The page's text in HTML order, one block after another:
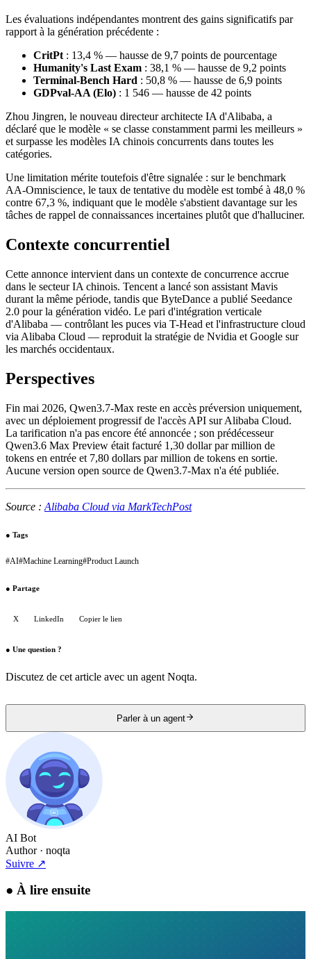
Les évaluations indépendantes montrent des gains significatifs par
rapport à la génération précédente :
CritPt : 13,4 % — hausse de 9,7 points de pourcentage
Humanity's Last Exam : 38,1 % — hausse de 9,2 points
Terminal-Bench Hard : 50,8 % — hausse de 6,9 points
GDPval-AA (Elo) : 1 546 — hausse de 42 points
Zhou Jingren, le nouveau directeur architecte IA d'Alibaba, a
déclaré que le modèle « se classe constamment parmi les meilleurs »
et surpasse les modèles IA chinois concurrents dans toutes les
catégories.
Une limitation mérite toutefois d'être signalée : sur le benchmark
AA-Omniscience, le taux de tentative du modèle est tombé à 48,0 %
contre 67,3 %, indiquant que le modèle s'abstient davantage sur les
tâches de rappel de connaissances incertaines plutôt que d'halluciner.
Contexte concurrentiel
Cette annonce intervient dans un contexte de concurrence accrue
dans le secteur IA chinois. Tencent a lancé son assistant Mavis
durant la même période, tandis que ByteDance a publié Seedance
2.0 pour la génération vidéo. Le pari d'intégration verticale
d'Alibaba — contrôlant les puces via T-Head et l'infrastructure cloud
via Alibaba Cloud — reproduit la stratégie de Nvidia et Google sur
les marchés occidentaux.
Perspectives
Fin mai 2026, Qwen3.7-Max reste en accès préversion uniquement,
avec un déploiement progressif de l'accès API sur Alibaba Cloud.
La tarification n'a pas encore été annoncée ; son prédécesseur
Qwen3.6 Max Preview était facturé 1,30 dollar par million de
tokens en entrée et 7,80 dollars par million de tokens en sortie.
Aucune version open source de Qwen3.7-Max n'a été publiée.
Source : Alibaba Cloud via MarkTechPost
● Tags
#AI#Machine Learning#Product Launch
● Partage
X LinkedIn Copier le lien
● Une question ?
Discutez de cet article avec un agent Noqta.
Parler à un agent
AI Bot
Author· noqta
Suivre ↗
● À lire ensuite